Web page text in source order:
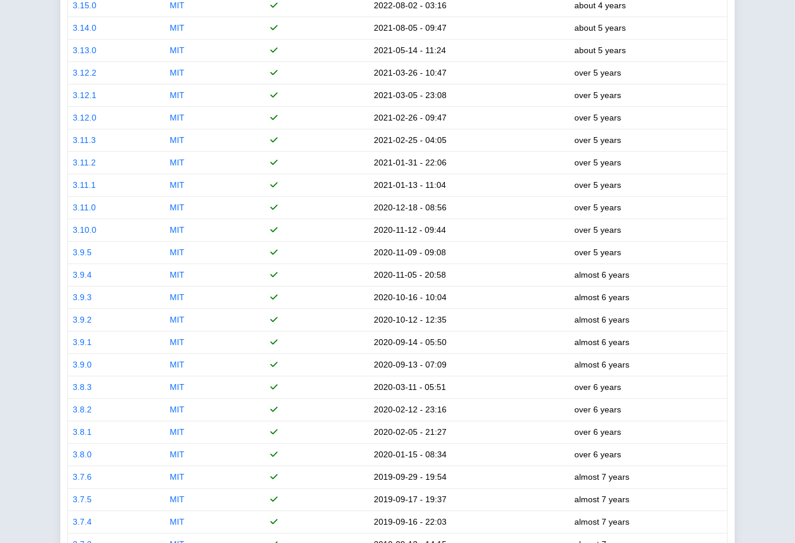
3.15.0 MIT 2022-08-02 - 03:16 about 4 years
3.14.0 MIT 2021-08-05 - 09:47 about 5 years
3.13.0 MIT 2021-05-14 - 11:24 about 5 years
3.12.2 MIT 2021-03-26 - 10:47 over 5 years
3.12.1 MIT 2021-03-05 - 23:08 over 5 years
3.12.0 MIT 2021-02-26 - 09:47 over 5 years
3.11.3 MIT 2021-02-25 - 04:05 over 5 years
3.11.2 MIT 2021-01-31 - 22:06 over 5 years
3.11.1 MIT 2021-01-13 - 11:04 over 5 years
3.11.0 MIT 2020-12-18 - 08:56 over 5 years
3.10.0 MIT 2020-11-12 - 09:44 over 5 years
3.9.5 MIT 2020-11-09 - 09:08 over 5 years
3.9.4 MIT 2020-11-05 - 20:58 almost 6 years
3.9.3 MIT 2020-10-16 - 10:04 almost 6 years
3.9.2 MIT 2020-10-12 - 12:35 almost 6 years
3.9.1 MIT 2020-09-14 - 05:50 almost 6 years
3.9.0 MIT 2020-09-13 - 07:09 almost 6 years
3.8.3 MIT 2020-03-11 - 05:51 over 6 years
3.8.2 MIT 2020-02-12 - 23:16 over 6 years
3.8.1 MIT 2020-02-05 - 21:27 over 6 years
3.8.0 MIT 2020-01-15 - 08:34 over 6 years
3.7.6 MIT 2019-09-29 - 19:54 almost 7 years
3.7.5 MIT 2019-09-17 - 19:37 almost 7 years
3.7.4 MIT 2019-09-16 - 22:03 almost 7 years